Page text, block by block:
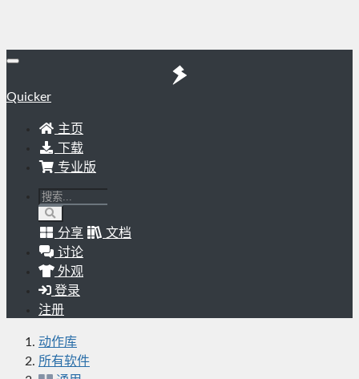
Quicker
主页
下载
专业版
分享
文档
讨论
外观
登录
注册
动作库
所有软件